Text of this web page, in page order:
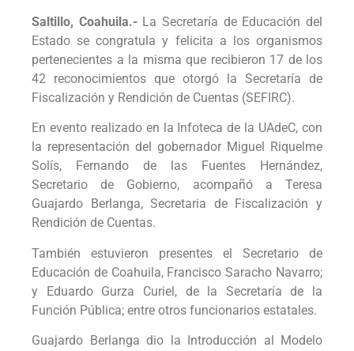
Saltillo, Coahuila.-La Secretaría de Educación del
Estado se congratula y felicita a los organismos
pertenecientes a la misma que recibieron 17 de los
42 reconocimientos que otorgó la Secretaría de
Fiscalización y Rendición de Cuentas (SEFIRC).
En evento realizado en la Infoteca de la UAdeC, con
la representación del gobernador Miguel Riquelme
Solís, Fernando de las Fuentes Hernández,
Secretario de Gobierno, acompañó a Teresa
Guajardo Berlanga, Secretaria de Fiscalización y
Rendición de Cuentas.
También estuvieron presentes el Secretario de
Educación de Coahuila, Francisco Saracho Navarro;
y Eduardo Gurza Curiel, de la Secretaría de la
Función Pública; entre otros funcionarios estatales.
Guajardo Berlanga dio la Introducción al Modelo